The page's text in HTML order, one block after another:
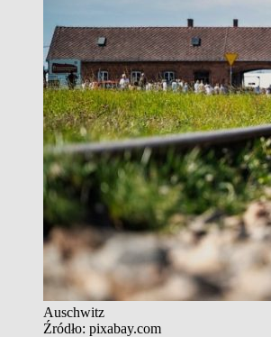
Auschwitz
Źródło: pixabay.com